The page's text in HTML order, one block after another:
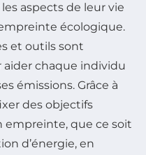
aspects de leur vie
écologique.
et outils sont
aider chaque individu
émissions. Grâce à
des objectifs
empreinte, que ce soit
d’énergie, en